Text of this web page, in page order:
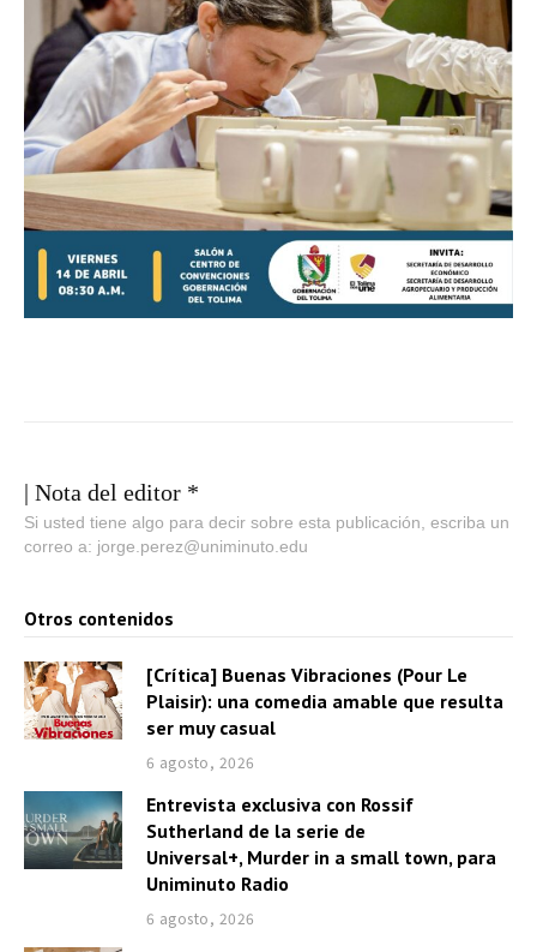
| Nota del editor *
Si usted tiene algo para decir sobre esta publicación, escriba un
correo a: jorge.perez@uniminuto.edu
Otros contenidos
[Crítica] Buenas Vibraciones (Pour Le
Plaisir): una comedia amable que resulta
ser muy casual
6 agosto, 2026
Entrevista exclusiva con Rossif
Sutherland de la serie de
Universal+, Murder in a small town, para
Uniminuto Radio
6 agosto, 2026